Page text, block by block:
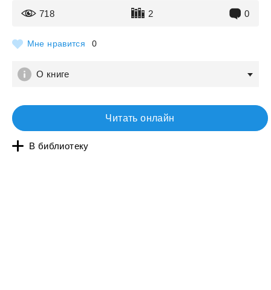
718 2 0
Мне нравится 0
О книге
Читать онлайн
В библиотеку